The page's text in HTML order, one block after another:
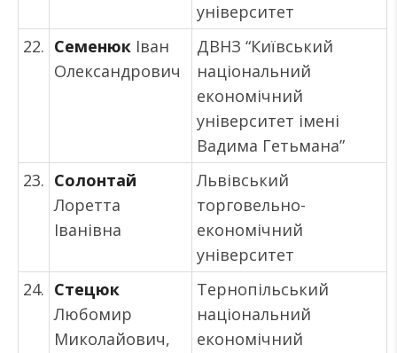
університет
22. Семенюк Іван
Олександрович
ДВНЗ “Київський
національний
економічний
університет імені
Вадима Гетьмана”
23. Солонтай
Лоретта
Іванівна
Львівський
торговельно-
економічний
університет
24. Стецюк
Любомир
Миколайович,
Тернопільський
національний
економічний